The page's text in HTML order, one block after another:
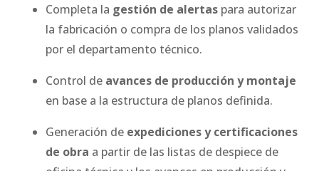
Completa la gestión de alertas para autorizar
la fabricación o compra de los planos validados
por el departamento técnico.
Control de avances de producción y montaje
en base a la estructura de planos definida.
Generación de expediciones y certificaciones
de obra a partir de las listas de despiece de